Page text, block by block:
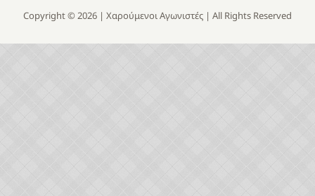
Copyright © 2026 | Χαρούμενοι Αγωνιστές | All Rights Reserved